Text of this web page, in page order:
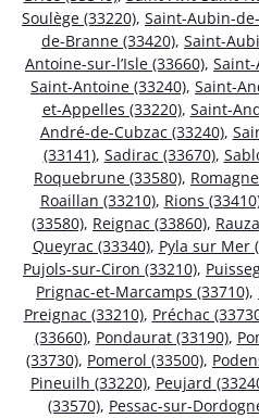
Soulège (33220), Saint-Aubin-
de-Branne (33420), Saint-
Antoine-sur-l’Isle (33660),
Saint-Antoine (33240), Saint-
et-Appelles (33220), Saint-
André-de-Cubzac (33240),
(33141), Sadirac (33670),
Roquebrune (33580),
Roaillan (33210), Rions
(33580), Reignac (33860),
Queyrac (33340), Pyla sur Mer
Pujols-sur-Ciron (33210),
Prignac-et-Marcamps (33710),
Preignac (33210), Préchac
(33660), Pondaurat (33190),
(33730), Pomerol (33500),
Pineuilh (33220), Peujard
(33570), Pessac-sur-